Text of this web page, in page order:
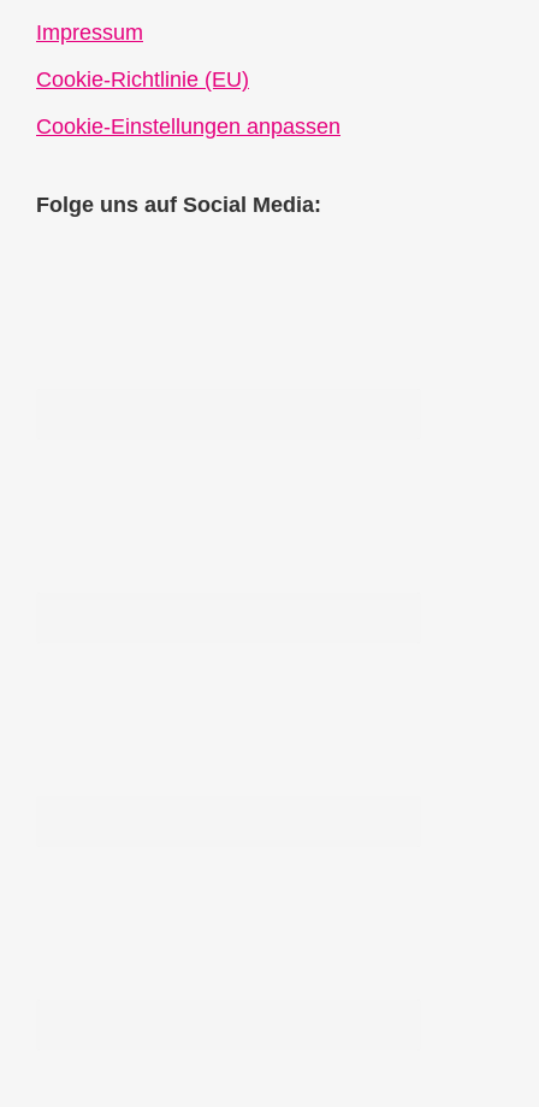
Impressum
Cookie-Richtlinie (EU)
Cookie-Einstellungen anpassen
Folge uns auf Social Media: